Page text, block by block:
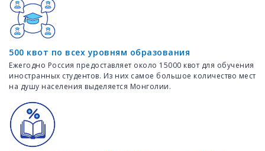
500 квот по всех уровням образования
Ежегодно Россия предоставляет около 15000 квот для обучения
иностранных студентов. Из них самое большое количество мест
на душу населения выделяется Монголии.